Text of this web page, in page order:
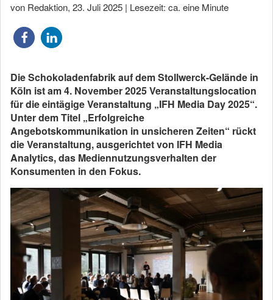
von Redaktion, 23. Juli 2025 | Lesezeit: ca. eine Minute
Die Schokoladenfabrik auf dem Stollwerck-Gelände in
Köln ist am 4. November 2025 Veranstaltungslocation
für die eintägige Veranstaltung „IFH Media Day 2025“.
Unter dem Titel „Erfolgreiche
Angebotskommunikation in unsicheren Zeiten“ rückt
die Veranstaltung, ausgerichtet von IFH Media
Analytics, das Mediennutzungsverhalten der
Konsumenten in den Fokus.